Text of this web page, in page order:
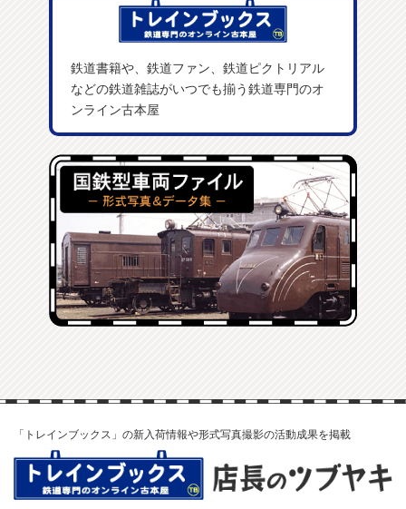
鉄道書籍や、鉄道ファン、鉄道ピクトリアル
などの鉄道雑誌がいつでも揃う鉄道専門のオ
ンライン古本屋
「トレインブックス」の新入荷情報や形式写真撮影の活動成果を掲載